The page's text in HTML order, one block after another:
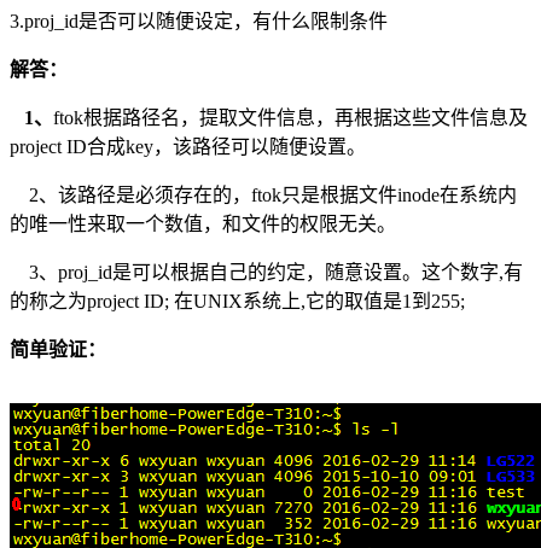
3.proj_id是否可以随便设定，有什么限制条件
解答：
1、 ftok根据路径名，提取文件信息，再根据这些文件信息及
project ID合成key，该路径可以随便设置。
2、该路径是必须存在的，ftok只是根据文件inode在系统内
的唯一性来取一个数值，和文件的权限无关。
3、proj_id是可以根据自己的约定，随意设置。这个数字,有
的称之为project ID; 在UNIX系统上,它的取值是1到255;
简单验证：